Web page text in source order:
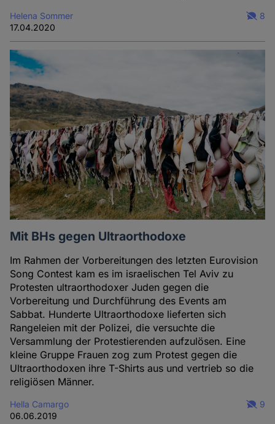
Helena Sommer
17.04.2020
8
Mit BHs gegen Ultraorthodoxe
Im Rahmen der Vorbereitungen des letzten Eurovision
Song Contest kam es im israelischen Tel Aviv zu
Protesten ultraorthodoxer Juden gegen die
Vorbereitung und Durchführung des Events am
Sabbat. Hunderte Ultraorthodoxe lieferten sich
Rangeleien mit der Polizei, die versuchte die
Versammlung der Protestierenden aufzulösen. Eine
kleine Gruppe Frauen zog zum Protest gegen die
Ultraorthodoxen ihre T-Shirts aus und vertrieb so die
religiösen Männer.
Hella Camargo
06.06.2019
9